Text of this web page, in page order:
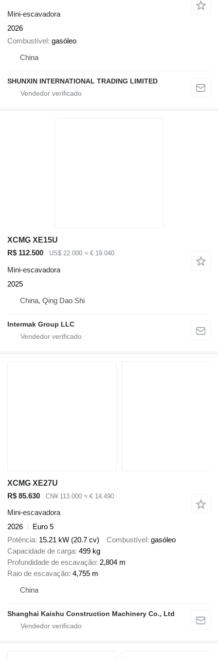
Mini-escavadora
2026
Combustível gasóleo
China
SHUNXIN INTERNATIONAL TRADING LIMITED
XCMG XE15U
R$ 112.500
US$ 22.000 ≈ € 19.040
Mini-escavadora
2025
China, Qing Dao Shi
Intermak Group LLC
XCMG XE27U
R$ 85.630
CN¥ 113.000 ≈ € 14.490
Mini-escavadora
2026
Euro 5
Potência 15.21 kW (20.7 cv) Combustível gasóleo
Capacidade de carga 499 kg
Profundidade de escavação 2,804 m
Raio de escavação 4,755 m
China
Shanghai Kaishu Construction Machinery Co., Ltd